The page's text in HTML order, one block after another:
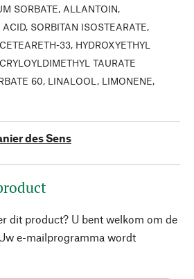
SORBATE, ALLANTOIN,
SORBITAN ISOSTEARATE,
33, HYDROXYETHYL
TAURATE
60, LINALOOL, LIMONENE,
des Sens
dit product? U bent welkom om de
e-mailprogramma wordt